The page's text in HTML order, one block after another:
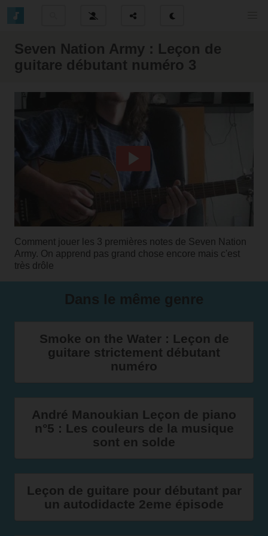
Seven Nation Army : Leçon de
guitare débutant numéro 3
Comment jouer les 3 premières notes de Seven Nation
Army. On apprend pas grand chose encore mais c'est
très drôle
Smoke on the Water : Leçon de
guitare strictement débutant
numéro
André Manoukian Leçon de piano
n°5 : Les couleurs de la musique
sont en solde
Leçon de guitare pour débutant par
un autodidacte 2eme épisode